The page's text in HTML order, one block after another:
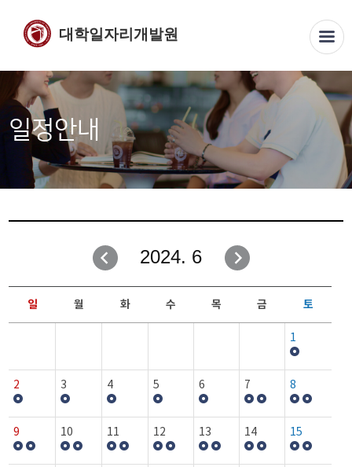
대학일자리개발원
일정안내
2024. 6
일 월 화 수 목 금 토
1
2 3 4 5 6 7 8
9 10 11 12 13 14 15